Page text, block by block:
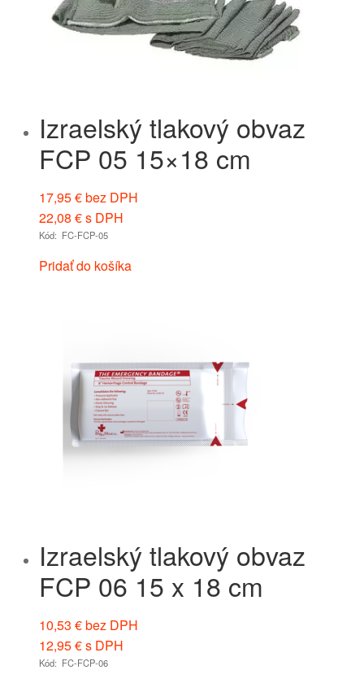
Izraelský tlakový obvaz
FCP 05 15×18 cm
17,95€bez DPH
22,08 €s DPH
Kód: FC-FCP-05
Pridať do košíka
Izraelský tlakový obvaz
FCP 06 15 x 18 cm
10,53 €bez DPH
12,95€s DPH
Kód: FC-FCP-06